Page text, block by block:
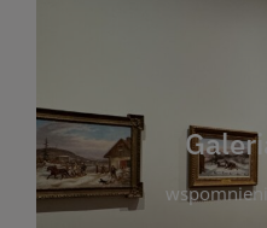
wspomnienia z
którym można
i jej społeczność.
uroczyste chwile, jak
czytelników.